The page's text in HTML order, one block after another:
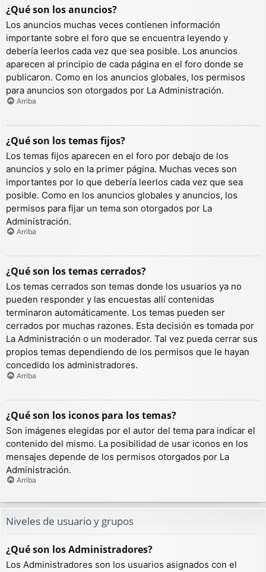
¿Qué son los anuncios?
Los anuncios muchas veces contienen información
importante sobre el foro que se encuentra leyendo y
debería leerlos cada vez que sea posible. Los anuncios
aparecen al principio de cada página en el foro donde se
publicaron. Como en los anuncios globales, los permisos
para anuncios son otorgados por La Administración.
Arriba
¿Qué son los temas fijos?
Los temas fijos aparecen en el foro por debajo de los
anuncios y solo en la primer página. Muchas veces son
importantes por lo que debería leerlos cada vez que sea
posible. Como en los anuncios globales y anuncios, los
permisos para fijar un tema son otorgados por La
Administración.
Arriba
¿Qué son los temas cerrados?
Los temas cerrados son temas donde los usuarios ya no
pueden responder y las encuestas allí contenidas
terminaron automáticamente. Los temas pueden ser
cerrados por muchas razones. Esta decisión es tomada por
La Administración o un moderador. Tal vez pueda cerrar sus
propios temas dependiendo de los permisos que le hayan
concedido los administradores.
Arriba
¿Qué son los iconos para los temas?
Son imágenes elegidas por el autor del tema para indicar el
contenido del mismo. La posibilidad de usar iconos en los
mensajes depende de los permisos otorgados por La
Administración.
Arriba
Niveles de usuario y grupos
¿Qué son los Administradores?
Los Administradores son los usuarios asignados con el